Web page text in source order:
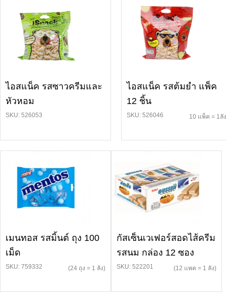
ไอสแน็ค รสซาวครีมและ
หัวหอม
SKU: 526053
ไอสแน็ค รสต้มยำ แพ็ค
12 ชิ้น
SKU: 526046 10 แพ็ค = 1ลัง
เมนทอส รสมิ้นต์ ถุง 100
เม็ด
SKU: 759332 (24 ถุง = 1 ลัง)
กัสเซ็นเวเฟอร์สอดไส้ครีม
รสนม กล่อง 12 ซอง
SKU: 522201 (12 แพค = 1 ลัง)